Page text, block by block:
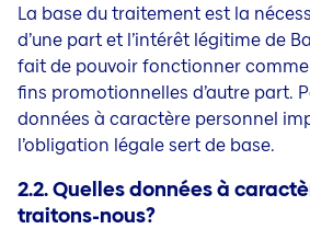
La base du traitement est la
d’une part et l’intérêt légitime de
fait de pouvoir fonctionner
fins promotionnelles d’autre part.
données à caractère personnel
l’obligation légale sert de base.
2.2. Quelles données à
traitons-nous?